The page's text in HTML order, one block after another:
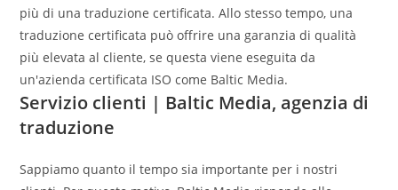
più di una traduzione certificata. Allo stesso tempo, una
traduzione certificata può offrire una garanzia di qualità
più elevata al cliente, se questa viene eseguita da
un'azienda certificata ISO come Baltic Media.
Servizio clienti | Baltic Media, agenzia di
traduzione
Sappiamo quanto il tempo sia importante per i nostri